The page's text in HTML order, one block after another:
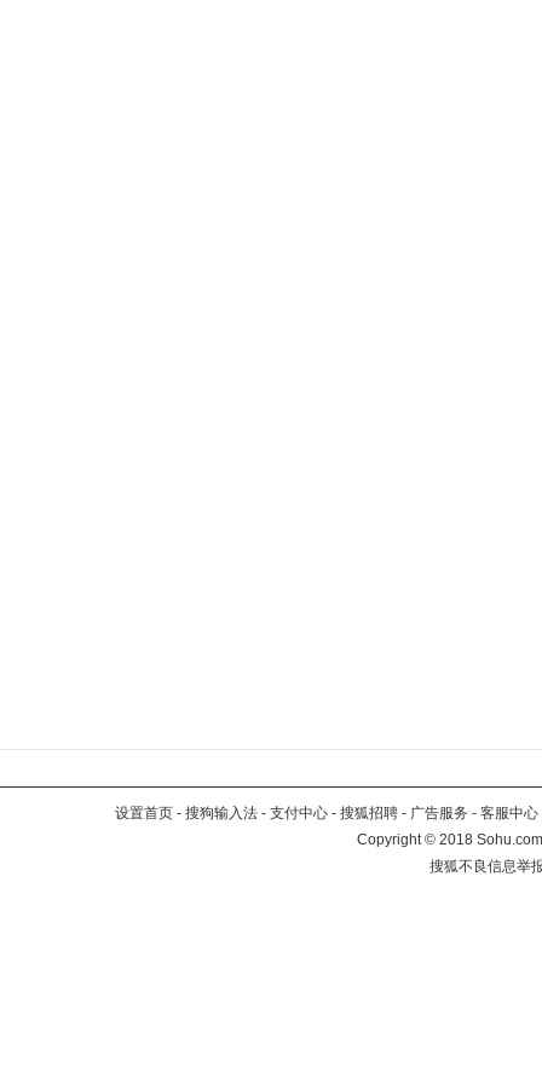
设置首页 - 搜狗输入法 - 支付中心 - 搜狐招聘 - 广告服务 - 客服中心
Copyright©2018
搜狐不良信息举